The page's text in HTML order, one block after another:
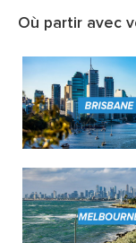
Où partir avec